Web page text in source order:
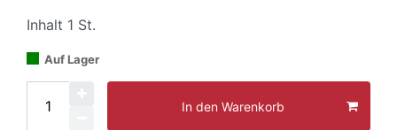
Inhalt 1 St.
Auf Lager
In den Warenkorb